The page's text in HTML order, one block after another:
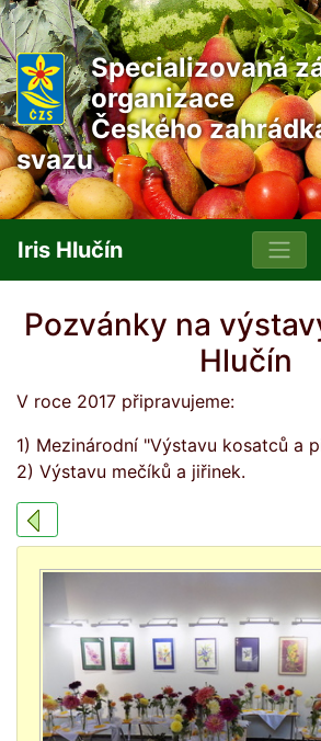
Specializovaná
organizace
Českého
svazu
Iris Hlučín
Pozvánky na
Hlučín
V roce 2017 připravujeme:
1) Mezinárodní "Výstavu kosatců a
2) Výstavu mečíků a jiřinek.